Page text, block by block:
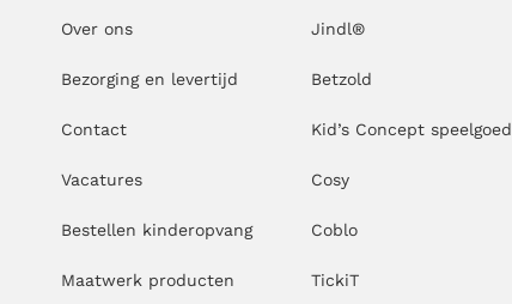
Over ons
Bezorging en levertijd
Contact
Vacatures
Bestellen kinderopvang
Maatwerk producten
Jindl®
Betzold
Kid’s Concept speelgoed
Cosy
Coblo
TickiT